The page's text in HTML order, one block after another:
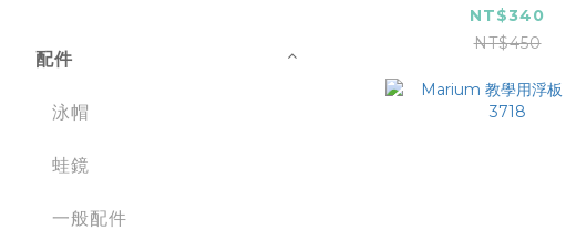
配件
泳帽
蛙鏡
一般配件
NT$340
NT$450